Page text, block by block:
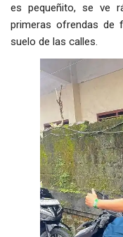
es pequeñito, se ve
primeras ofrendas de
suelo de las calles.